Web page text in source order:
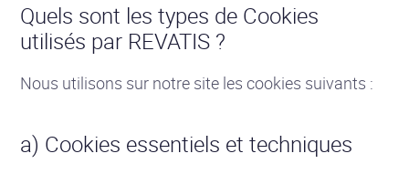
Quels sont les types de Cookies
utilisés par REVATIS ?
Nous utilisons sur notre site les cookies suivants :
a) Cookies essentiels et techniques